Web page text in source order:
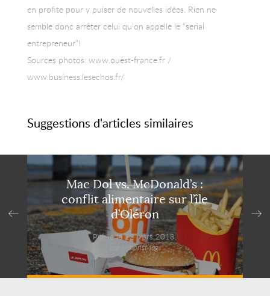
en profite pour y puiser de nouvelles idées. Rien ne
semble donc arrêter celui qu’on appelle le “serial
entrepreneur”!
Sources photos: www.ouest-france.fr /
www.business.lesechos.fr/
Suggestions d'articles similaires
Mac Dol vs. McDonald’s :
conflit alimentaire sur l’île
d’Oléron
Publié le 12 mars 2018,
par VisionsMag.